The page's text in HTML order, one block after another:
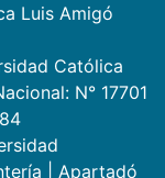
Luis Amigó
Católica
N° 17701
Apartadó